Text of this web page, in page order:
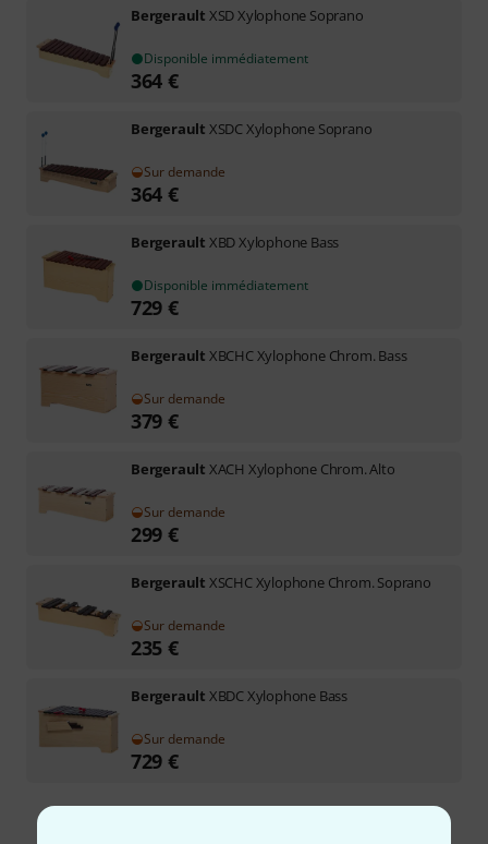
Bergerault XSD Xylophone Soprano
Disponible immédiatement
364 €
Bergerault XSDC Xylophone Soprano
Sur demande
364 €
Bergerault XBD Xylophone Bass
Disponible immédiatement
729 €
Bergerault XBCHC Xylophone Chrom. Bass
Sur demande
379 €
Bergerault XACH Xylophone Chrom. Alto
Sur demande
299 €
Bergerault XSCHC Xylophone Chrom. Soprano
Sur demande
235 €
Bergerault XBDC Xylophone Bass
Sur demande
729 €